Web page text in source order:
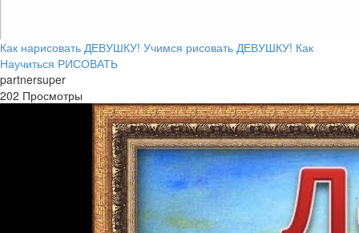
Как нарисовать ДЕВУШКУ! Учимся рисовать ДЕВУШКУ! Как
Научиться РИСОВАТЬ
partnersuper
202 Просмотры